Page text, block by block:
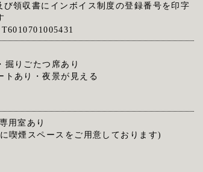
領収書にインボイス制度の登録番号を印字
掘りごたつ席あり
トあり・夜景が見える
用室あり
喫煙スペースをご用意しております)